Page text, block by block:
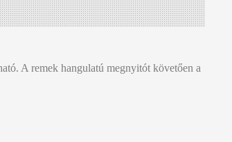
A remek hangulatú megnyitót követően a